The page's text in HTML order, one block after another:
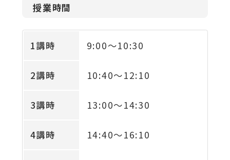
授業時間
1講時 9:00～10:30
2講時 10:40～12:10
3講時 13:00～14:30
4講時 14:40～16:10